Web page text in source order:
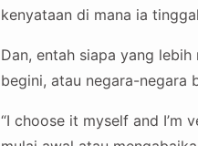
kenyataan di mana ia
Dan, entah siapa yang
begini, atau negara-negara
“I choose it myself and I’m